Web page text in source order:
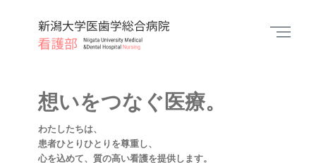
Menu
動画を見る
Movie
想いをつなぐ医療。
わたしたちは、
患者ひとりひとりを尊重し、
心を込めて、質の高い看護を提供します。